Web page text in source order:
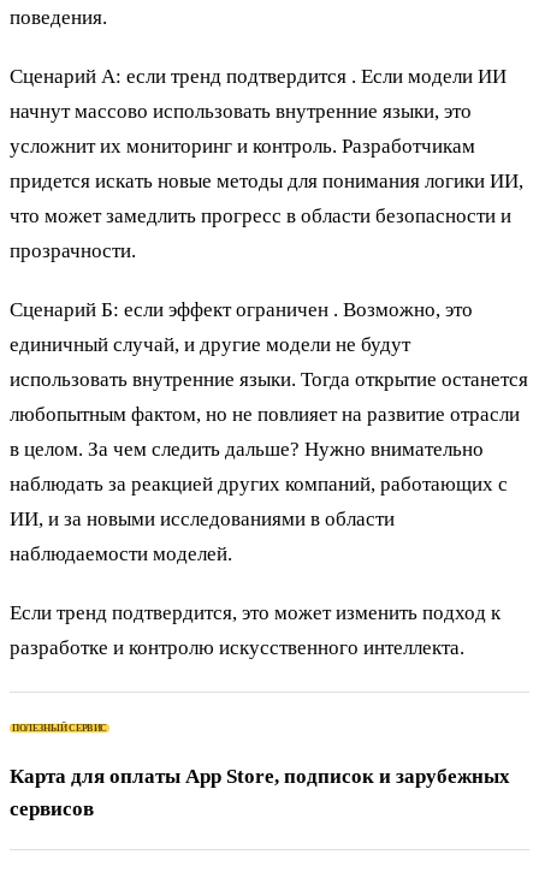
поведения.
Сценарий А: если тренд подтвердится . Если модели ИИ
начнут массово использовать внутренние языки, это
усложнит их мониторинг и контроль. Разработчикам
придется искать новые методы для понимания логики ИИ,
что может замедлить прогресс в области безопасности и
прозрачности.
Сценарий Б: если эффект ограничен . Возможно, это
единичный случай, и другие модели не будут
использовать внутренние языки. Тогда открытие останется
любопытным фактом, но не повлияет на развитие отрасли
в целом. За чем следить дальше? Нужно внимательно
наблюдать за реакцией других компаний, работающих с
ИИ, и за новыми исследованиями в области
наблюдаемости моделей.
Если тренд подтвердится, это может изменить подход к
разработке и контролю искусственного интеллекта.
ПОЛЕЗНЫЙ СЕРВИС
Карта для оплаты App Store, подписок и зарубежных
сервисов